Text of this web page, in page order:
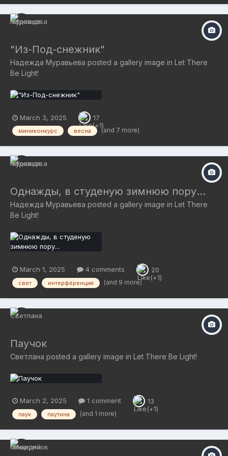
покажу вам, как создавать необычные творческие
художественные фотографии. ГАТЧИНА - 10 АВГУСТА МОСКВА
https://www.ritam.ru/MK/MKO Мой фотопоэтический сайт:
www.ritam.ru
первые три - особенно!
"Из-Под-снежник"
Надежда Муравьева posted a gallery image in Let There
Be Light!
March 3, 2025 17
миниконкурс весна (and 7 more)
Однажды, в студеную зимнюю пору...
Надежда Муравьева posted a gallery image in Let There
Be Light!
March 1, 2025 4 comments 20
свет интерференция (and 9 more)
Паучок
Светлана posted a gallery image in Let There Be Light!
March 2, 2025 1 comment 13
паук паутина (and 1 more)